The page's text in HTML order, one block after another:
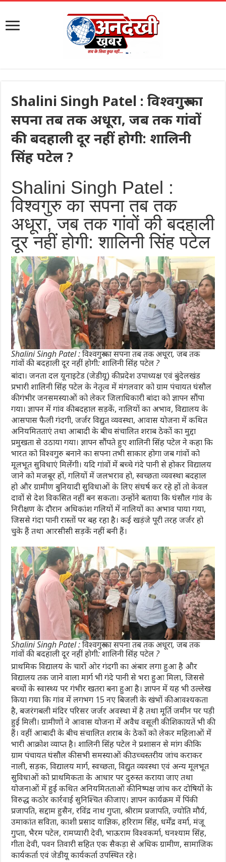
Shalini Singh Patel : विश्वगुरु का
सपना तब तक अधूरा, जब तक गांवों
की बदहाली दूर नहीं होगी: शालिनी
सिंह पटेल ?
Shalini Singh Patel :
विश्वगुरु का सपना तब तक
अधूरा, जब तक गांवों की बदहाली
दूर नहीं होगी: शालिनी सिंह पटेल
Shalini Singh Patel : विश्वगुरु का सपना तब तक अधूरा, जब तक
गांवों की बदहाली दूर नहीं होगी: शालिनी सिंह पटेल ?
बांदा। जनता दल यूनाइटेड (जेडीयू) की प्रदेश उपाध्यक्ष एवं बुंदेलखंड
प्रभारी शालिनी सिंह पटेल के नेतृत्व में मंगलवार को ग्राम पंचायत घंसौल
की गंभीर जनसमस्याओं को लेकर जिलाधिकारी बांदा को ज्ञापन सौंपा
गया। ज्ञापन में गांव की बदहाल सड़कें, नालियों का अभाव, विद्यालय के
आसपास फैली गंदगी, जर्जर विद्युत व्यवस्था, आवास योजना में कथित
अनियमितताएं तथा आबादी के बीच संचालित शराब ठेकों का मुद्दा
प्रमुखता से उठाया गया। ज्ञापन सौंपते हुए शालिनी सिंह पटेल ने कहा कि
भारत को विश्वगुरु बनाने का सपना तभी साकार होगा जब गांवों को
मूलभूत सुविधाएं मिलेंगी। यदि गांवों में बच्चे गंदे पानी से होकर विद्यालय
जाने को मजबूर हों, गलियों में जलभराव हो, स्वच्छता व्यवस्था बदहाल
हो और ग्रामीण बुनियादी सुविधाओं के लिए संघर्ष कर रहे हों तो केवल
दावों से देश विकसित नहीं बन सकता। उन्होंने बताया कि घंसौल गांव के
निरीक्षण के दौरान अधिकांश गलियों में नालियों का अभाव पाया गया,
जिससे गंदा पानी रास्तों पर बह रहा है। कई खड़ंजे पूरी तरह जर्जर हो
चुके हैं तथा आरसीसी सड़कें नहीं बनी हैं।
Shalini Singh Patel : विश्वगुरु का सपना तब तक अधूरा, जब तक
गांवों की बदहाली दूर नहीं होगी: शालिनी सिंह पटेल ?
प्राथमिक विद्यालय के चारों ओर गंदगी का अंबार लगा हुआ है और
विद्यालय तक जाने वाला मार्ग भी गंदे पानी से भरा हुआ मिला, जिससे
बच्चों के स्वास्थ्य पर गंभीर खतरा बना हुआ है। ज्ञापन में यह भी उल्लेख
किया गया कि गांव में लगभग 15 नए बिजली के खंभों की आवश्यकता
है, बजरंगबली मंदिर परिसर जर्जर अवस्था में है तथा मूर्ति जमीन पर पड़ी
हुई मिली। ग्रामीणों ने आवास योजना में अवैध वसूली की शिकायतें भी की
हैं। वहीं आबादी के बीच संचालित शराब के ठेकों को लेकर महिलाओं में
भारी आक्रोश व्याप्त है। शालिनी सिंह पटेल ने प्रशासन से मांग की कि
ग्राम पंचायत घंसौल की सभी समस्याओं की उच्चस्तरीय जांच कराकर
नाली, सड़क, विद्यालय मार्ग, स्वच्छता, विद्युत व्यवस्था एवं अन्य मूलभूत
सुविधाओं को प्राथमिकता के आधार पर दुरुस्त कराया जाए तथा
योजनाओं में हुई कथित अनियमितताओं की निष्पक्ष जांच कर दोषियों के
विरुद्ध कठोर कार्रवाई सुनिश्चित की जाए। ज्ञापन कार्यक्रम में पिंकी
प्रजापति, सद्दाम हुसैन, रविंद्र नाथ गुप्ता, श्रीराम प्रजापति, ज्योति मौर्य,
उमाकांत सविता, काशी प्रसाद याज्ञिक, हरिराम सिंह, धर्मेंद्र वर्मा, मंजू
गुप्ता, भैरम पटेल, रामप्यारी देवी, भाऊराम विश्वकर्मा, घनश्याम सिंह,
गीता देवी, पवन तिवारी सहित एक सैकड़ा से अधिक ग्रामीण, सामाजिक
कार्यकर्ता एवं जेडीयू कार्यकर्ता उपस्थित रहे।